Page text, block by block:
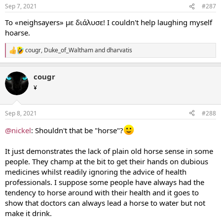
s
Sep 7, 2021 #287
Το «neighsayers» με διάλυσε! I couldn't help laughing myself
hoarse.
R
e
c
t
i
s
cougr, Duke_of_Walthamanddharvatis
cougr
¥
Sep 8, 2021 #288
@nickel: Shouldn't that be "horse"?
It just demonstrates the lack of plain old horse sense in some
people. They champ at the bit to get their hands on dubious
medicines whilst readily ignoring the advice of health
professionals. I suppose some people have always had the
tendency to horse around with their health and it goes to
show that doctors can always lead a horse to water but not
make it drink.